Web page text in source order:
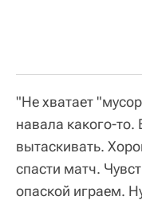
"Не хватает
навала какого-
вытаскивать.
спасти матч.
опаской играем.